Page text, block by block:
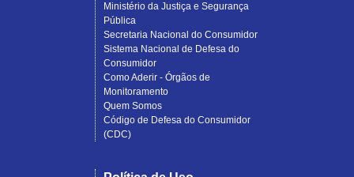
Ministério da Justiça e Segurança
Pública
Secretaria Nacional do Consumidor
Sistema Nacional de Defesa do
Consumidor
Como Aderir - Órgãos de
Monitoramento
Quem Somos
Código de Defesa do Consumidor
(CDC)